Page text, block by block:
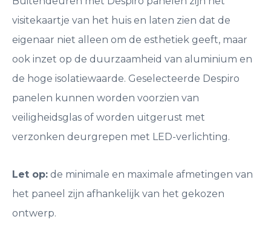
visitekaartje van het huis en laten zien dat de
eigenaar niet alleen om de esthetiek geeft, maar
ook inzet op de duurzaamheid van aluminium en
de hoge isolatiewaarde. Geselecteerde Despiro
panelen kunnen worden voorzien van
veiligheidsglas of worden uitgerust met
verzonken deurgrepen met LED-verlichting.
Let op: de minimale en maximale afmetingen van
het paneel zijn afhankelijk van het gekozen
ontwerp.